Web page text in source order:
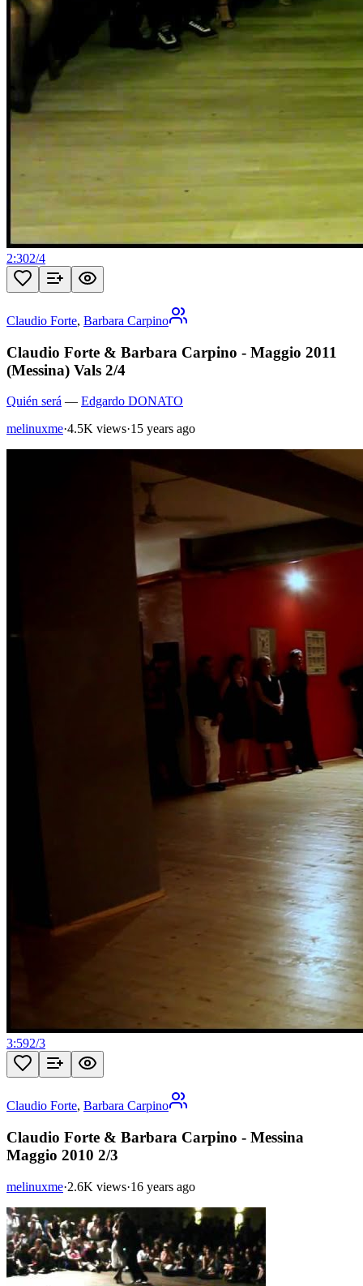
2:302/4
Claudio Forte, Barbara Carpino
Claudio Forte & Barbara Carpino - Maggio 2011
(Messina) Vals 2/4
Quién será — Edgardo DONATO
melinuxme·4.5K views·15 years ago
3:592/3
Claudio Forte, Barbara Carpino
Claudio Forte & Barbara Carpino - Messina
Maggio 2010 2/3
melinuxme·2.6K views·16 years ago